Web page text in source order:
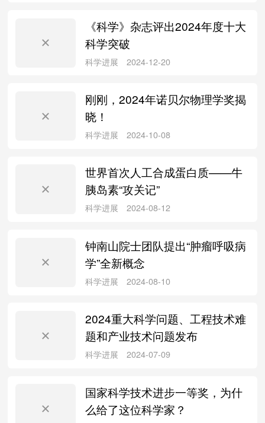
论文写作 2025-03-11
科学进展 2025-03-06
科研头条 2025-01-05
《科学》杂志评出2024年度十大
科学突破
刚刚，2024年诺贝尔物理学奖揭
晓！
世界首次人工合成蛋白质——牛
胰岛素“攻关记”
钟南山院士团队提出“肿瘤呼吸病
学”全新概念
2024重大科学问题、工程技术难
题和产业技术问题发布
国家科学技术进步一等奖，为什
么给了这位科学家？